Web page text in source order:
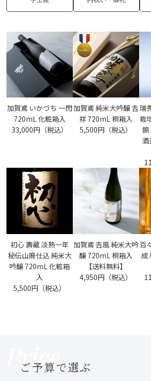
加賀鳶 いかづち 一閃
720mL 化粧箱入
33,000円（税込）
加賀鳶 純米大吟醸 吉
祥 720mL 桐箱入
5,500円（税込）
瑞
栽
錦
酒
初心 壽蔵 淡熟一年
秘伝山廃仕込 純米大
吟醸 720mL 化粧箱
入
5,500円（税込）
加賀鳶 吉風 純米大吟
醸 720mL 桐箱入
【送料無料】
4,950円（税込）
百
成
Price
ご予算で選ぶ